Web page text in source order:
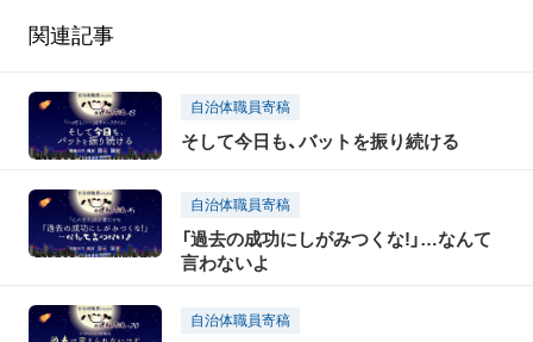
関連記事
自治体職員寄稿
そして今日も、バットを振り続ける
自治体職員寄稿
「過去の成功にしがみつくな!」…なんて
言わないよ
自治体職員寄稿